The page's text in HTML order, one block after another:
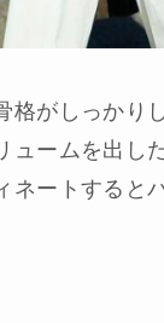
格がしっかり
ュームを出し
ネートすると